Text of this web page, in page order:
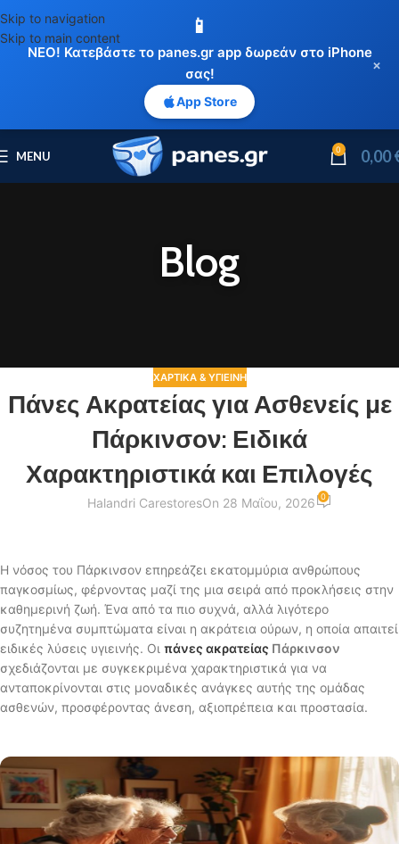
📱
ΝΕΟ! Κατεβάστε το panes.gr app δωρεάν στο iPhone
σας!
App Store
×
Skip to navigation
Skip to main content
MENU 0 0,00
Blog
ΧΑΡΤΙΚΆ & ΥΓΙΕΙΝΉ
Πάνες Ακρατείας για Ασθενείς με
Πάρκινσον: Ειδικά
Χαρακτηριστικά και Επιλογές
Halandri CarestoresOn 28 Μαΐου, 2026 0
Η νόσος του Πάρκινσον επηρεάζει εκατομμύρια ανθρώπους
παγκοσμίως, φέρνοντας μαζί της μια σειρά από προκλήσεις στην
καθημερινή ζωή. Ένα από τα πιο συχνά, αλλά λιγότερο
συζητημένα συμπτώματα είναι η ακράτεια ούρων, η οποία απαιτεί
ειδικές λύσεις υγιεινής. Οι πάνες ακρατείας Πάρκινσον
σχεδιάζονται με συγκεκριμένα χαρακτηριστικά για να
ανταποκρίνονται στις μοναδικές ανάγκες αυτής της ομάδας
ασθενών, προσφέροντας άνεση, αξιοπρέπεια και προστασία.